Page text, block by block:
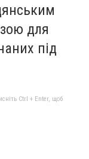
для
під
Ctrl + Enter, щоб